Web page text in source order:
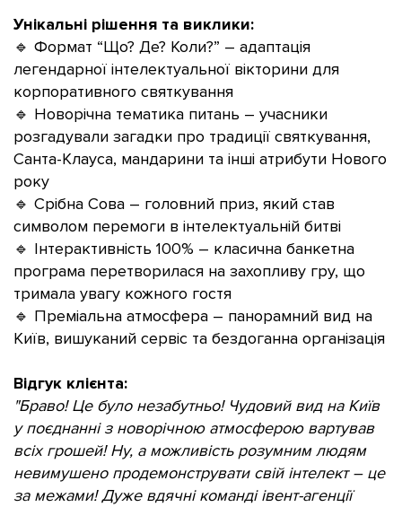
Унікальні рішення та виклики:
🔹 Формат “Що? Де? Коли?” – адаптація
легендарної інтелектуальної вікторини для
корпоративного святкування
🔹 Новорічна тематика питань – учасники
розгадували загадки про традиції святкування,
Санта-Клауса, мандарини та інші атрибути Нового
року
🔹 Срібна Сова – головний приз, який став
символом перемоги в інтелектуальній битві
🔹 Інтерактивність 100% – класична банкетна
програма перетворилася на захопливу гру, що
тримала увагу кожного гостя
🔹 Преміальна атмосфера – панорамний вид на
Київ, вишуканий сервіс та бездоганна організація
Відгук клієнта:
"Браво! Це було незабутньо! Чудовий вид на Київ
у поєднанні з новорічною атмосферою вартував
всіх грошей! Ну, а можливість розумним людям
невимушено продемонструвати свій інтелект – це
за межами! Дуже вдячні команді івент-агенції